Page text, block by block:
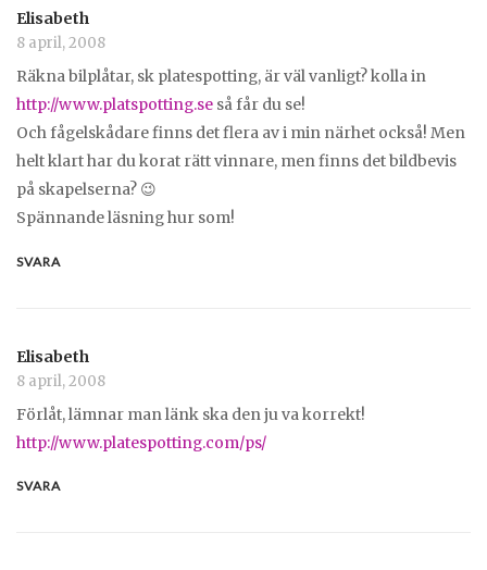
Elisabeth
8 april, 2008
Räkna bilplåtar, sk platespotting, är väl vanligt? kolla in
http://www.platspotting.se så får du se!
Och fågelskådare finns det flera av i min närhet också! Men
helt klart har du korat rätt vinnare, men finns det bildbevis
på skapelserna? 😉
Spännande läsning hur som!
SVARA
Elisabeth
8 april, 2008
Förlåt, lämnar man länk ska den ju va korrekt!
http://www.platespotting.com/ps/
SVARA